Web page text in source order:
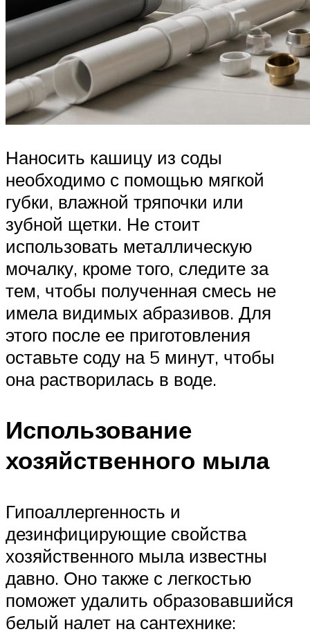
Наносить кашицу из соды
необходимо с помощью мягкой
губки, влажной тряпочки или
зубной щетки. Не стоит
использовать металлическую
мочалку, кроме того, следите за
тем, чтобы полученная смесь не
имела видимых абразивов. Для
этого после ее приготовления
оставьте соду на 5 минут, чтобы
она растворилась в воде.
Использование
хозяйственного мыла
Гипоаллергенность и
дезинфицирующие свойства
хозяйственного мыла известны
давно. Оно также с легкостью
поможет удалить образовавшийся
белый налет на сантехнике: